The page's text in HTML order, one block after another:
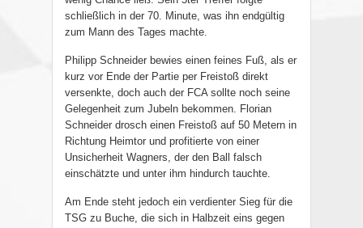
schließlich in der 70. Minute, was ihn endgültig
zum Mann des Tages machte.
Philipp Schneider bewies einen feines Fuß, als er
kurz vor Ende der Partie per Freistoß direkt
versenkte, doch auch der FCA sollte noch seine
Gelegenheit zum Jubeln bekommen. Florian
Schneider drosch einen Freistoß auf 50 Metern in
Richtung Heimtor und profitierte von einer
Unsicherheit Wagners, der den Ball falsch
einschätzte und unter ihm hindurch tauchte.
Am Ende steht jedoch ein verdienter Sieg für die
TSG zu Buche, die sich in Halbzeit eins gegen